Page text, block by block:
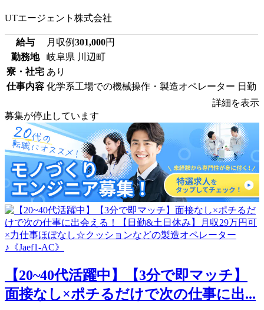
UTエージェント株式会社
給与 月収例301,000円
勤務地
岐阜県 川辺町
寮・社宅 あり
仕事内容 化学系工場での機械操作・製造オペレーター 日勤
詳細を表示
募集が停止しています
【20~40代活躍中】【3分で即マッチ】
面接なし×ポチるだけで次の仕事に出...